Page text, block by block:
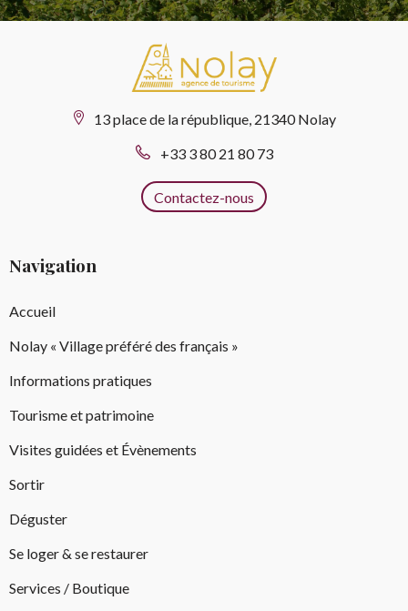
13 place de la république, 21340 Nolay
+33 3 80 21 80 73
Contactez-nous
Navigation
Accueil
Nolay « Village préféré des français »
Informations pratiques
Tourisme et patrimoine
Visites guidées et Évènements
Sortir
Déguster
Se loger & se restaurer
Services / Boutique